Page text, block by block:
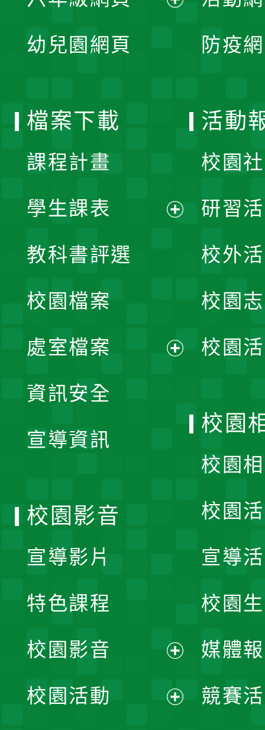
開
幼兒園網頁 防疫
檔案下載
課程計畫
學生課表
單
教科書評選
校園檔案
處室檔案
資訊安全
宣導資訊
活動
校園
研習
校外
校園
校園
校園
校園
校園
宣導
校園
媒體
競賽
校園影音
宣導影片
特色課程
校園影音
開
校園活動